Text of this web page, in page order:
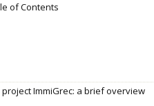
of Contents
project ImmiGrec: a brief overview